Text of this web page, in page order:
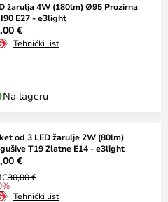
žarulja 4W (180lm) Ø95 Prozirna
E27 - e3light
€
Tehnički list
Na lageru
od 3 LED žarulje 2W (80lm)
T19 Zlatne E14 - e3light
€
30,00 €
Tehnički list